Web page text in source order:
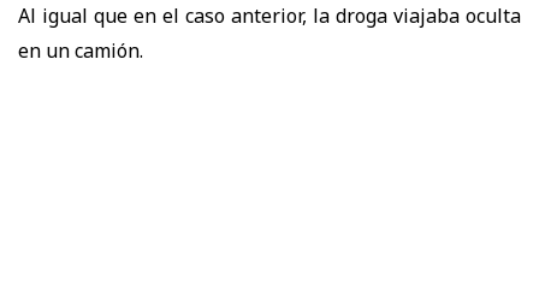
Al igual que en el caso anterior, la droga viajaba oculta
en un camión.